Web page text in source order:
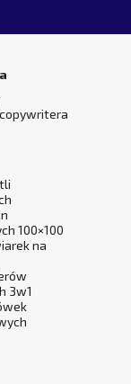
100×100
na
3w1